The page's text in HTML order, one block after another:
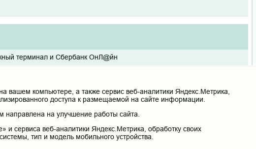
терминал и Сбербанк ОнЛ@йн
персонала
компьютере, а также сервис веб-аналитики Яндекс.Метрика,
доступа к размещаемой на сайте информации.
на улучшение работы сайта.
и сервиса веб-аналитики Яндекс.Метрика, обработку своих
тип и модель мобильного устройства.